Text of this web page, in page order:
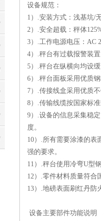
设备规范：
1）.安装方式：浅基坑/
2）.安全超载：秤体
3）.工作电源电压：AC
4）.秤台有过载报警装置
5）.秤台在纵横向均设
6）.秤台面板采用优质
7）.传接线盒采用优质
8）.传输线缆按国家标
9）.设备的信息采集稳
度。
10）.所有需要涂漆的表
强的要求。
11）.秤台使用冷弯U型
12）.零件材料质量符合
13）.地磅表面刷红丹防
设备主要部件功能说明